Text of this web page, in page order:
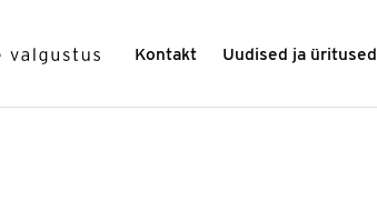
Kontakt Uudised ja üritused